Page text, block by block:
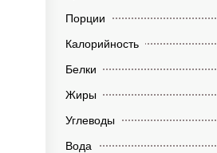
Порции
Калорийность
Белки
Жиры
Углеводы
Вода